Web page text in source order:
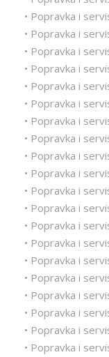
• Popravka i
• Popravka i
• Popravka i
• Popravka i
• Popravka i
• Popravka i
• Popravka i
• Popravka i
• Popravka i
• Popravka i
• Popravka i
• Popravka i
• Popravka i
• Popravka i
• Popravka i
• Popravka i
• Popravka i
• Popravka i
• Popravka i
• Popravka i